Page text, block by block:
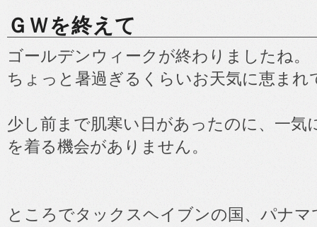
ＧＷを終えて
ゴールデンウィークが終わりましたね。
ちょっと暑過ぎるくらいお天気に恵まれ
少し前まで肌寒い日があったのに、一気
を着る機会がありません。
ところでタックスヘイブンの国、パナ